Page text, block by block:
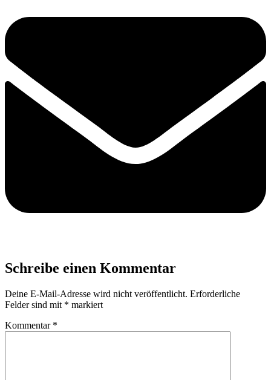
Schreibe einen Kommentar
Deine E-Mail-Adresse wird nicht veröffentlicht. Erforderliche
Felder sind mit * markiert
Kommentar *